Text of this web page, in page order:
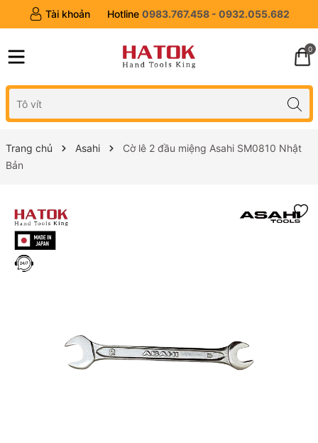
Tài khoản Hotline 0983.767.458 - 0932.055.682
0
Trang chủ Asahi
Cờ lê 2 đầu miệng Asahi SM0810 Nhật
Bản